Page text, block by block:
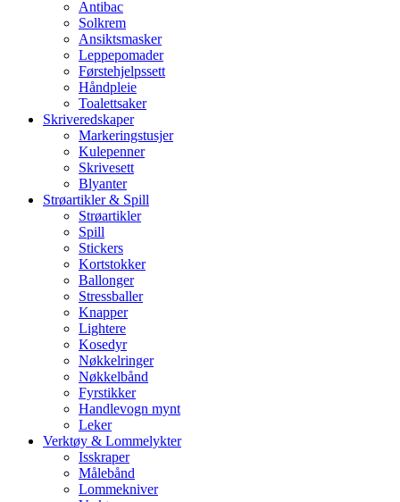
Antibac
Solkrem
Ansiktsmasker
Leppepomader
Førstehjelpssett
Håndpleie
Toalettsaker
Skriveredskaper
Markeringstusjer
Kulepenner
Skrivesett
Blyanter
Strøartikler & Spill
Strøartikler
Spill
Stickers
Kortstokker
Ballonger
Stressballer
Knapper
Lightere
Kosedyr
Nøkkelringer
Nøkkelbånd
Fyrstikker
Handlevogn mynt
Leker
Verktøy & Lommelykter
Isskraper
Målebånd
Lommekniver